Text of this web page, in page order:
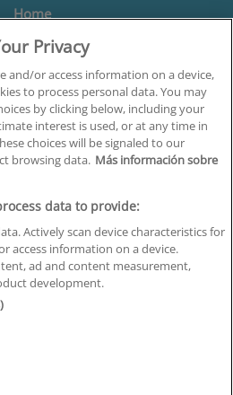
Home
Formación
Centros
somos
Contacta
Aviso Legal
de Privacidad
de Cookies
Ético
Privacy
and/or access information on a device,
to process personal data. You may
by clicking below, including your
interest is used, or at any time in
choices will be signaled to our
browsing data. Más información sobre
data to provide:
Actively scan device characteristics for
access information on a device.
ad and content measurement,
development.